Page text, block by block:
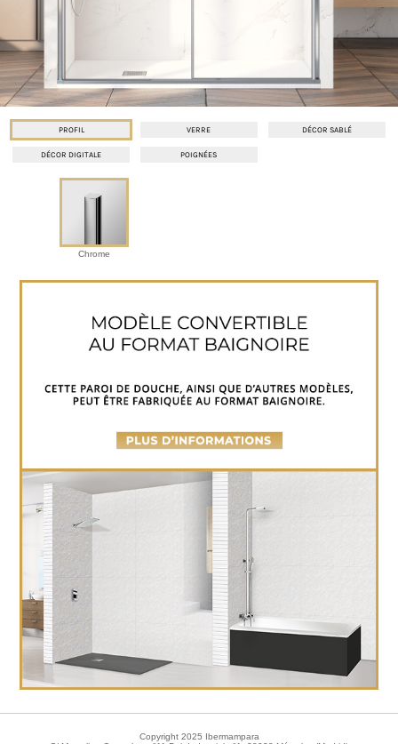
PROFIL VERRE DÉCOR SABLÉ
DÉCOR DIGITALE POIGNÉES
Chrome
Copyright 2025 Ibermampara